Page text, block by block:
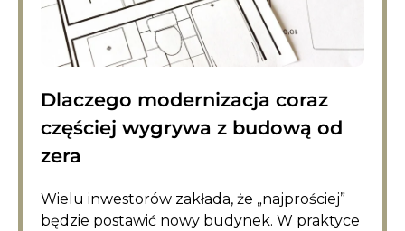
Dlaczego modernizacja coraz
częściej wygrywa z budową od
zera
Wielu inwestorów zakłada, że „najprościej”
będzie postawić nowy budynek. W praktyce